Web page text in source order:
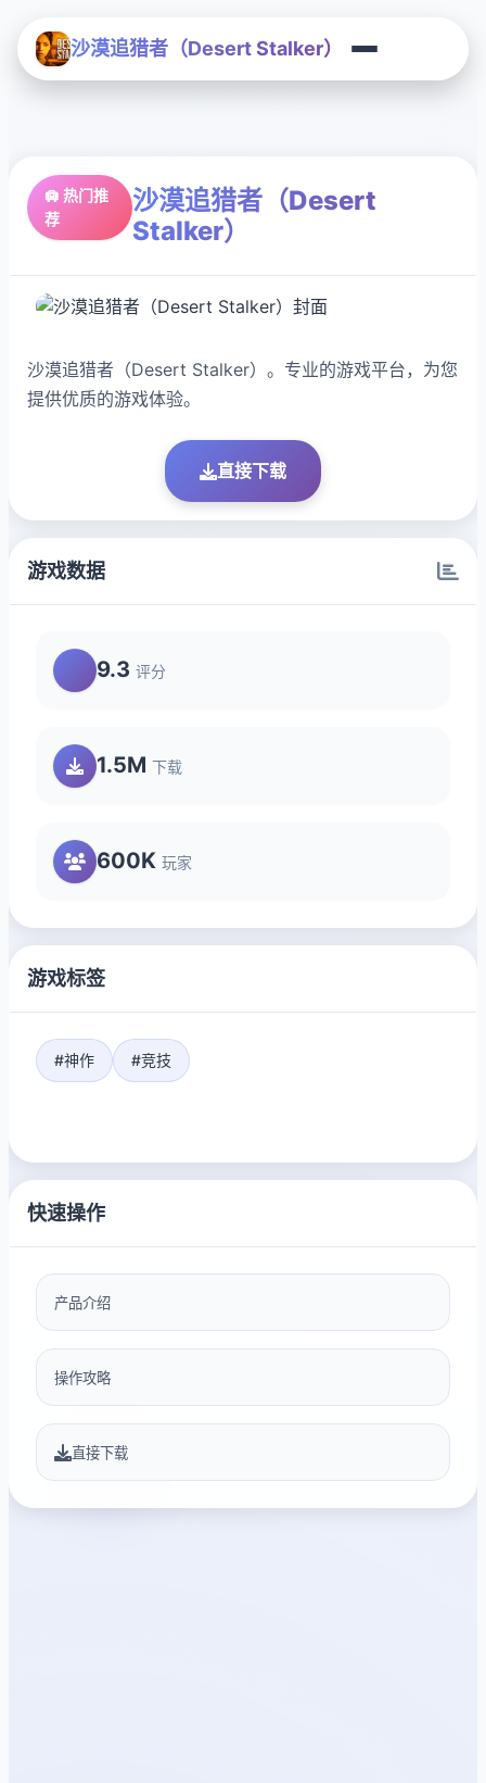
沙漠追猎者（Desert Stalker）
🛄 热门推
荐
沙漠追猎者（Desert
Stalker）
沙漠追猎者（Desert Stalker）。专业的游戏平台，为您
提供优质的游戏体验。
直接下载
游戏数据
9.3 评分
1.5M 下载
600K 玩家
游戏标签
#神作 #竞技
快速操作
产品介绍
操作攻略
直接下载